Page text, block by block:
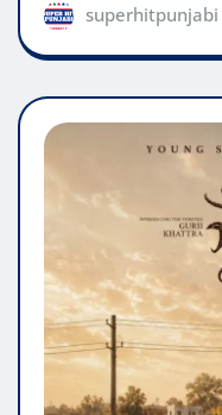
superhitpunjabi